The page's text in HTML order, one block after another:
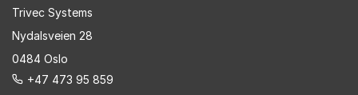
Trivec Systems
Nydalsveien 28
0484 Oslo
+47 473 95 859